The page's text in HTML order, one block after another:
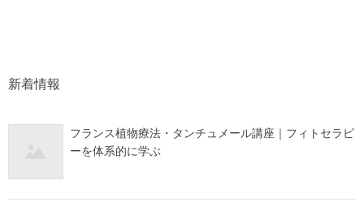
新着情報
フランス植物療法・タンチュメール講座｜フィトセラピ
ーを体系的に学ぶ